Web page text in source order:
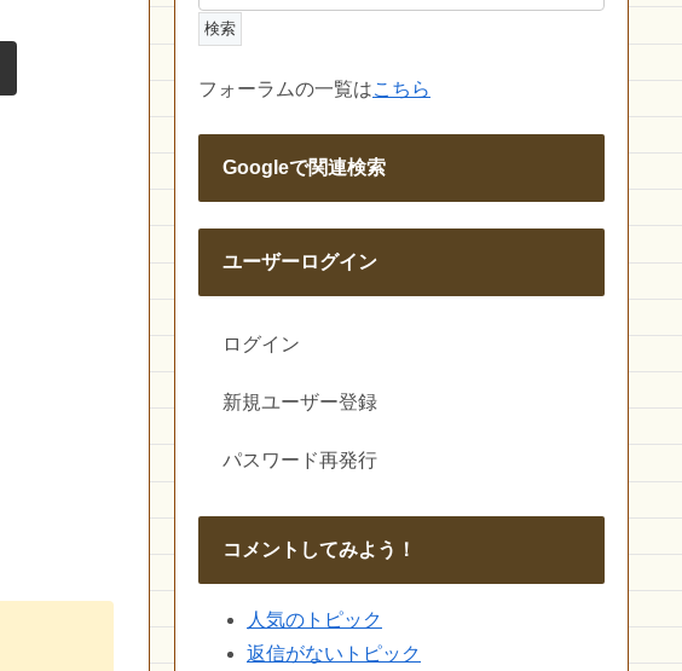
フォーラムの一覧はこちら
Googleで関連検索
ユーザーログイン
ログイン
新規ユーザー登録
パスワード再発行
コメントしてみよう！
人気のトピック
返信がないトピック